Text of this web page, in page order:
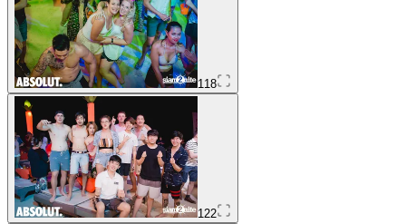
118
122